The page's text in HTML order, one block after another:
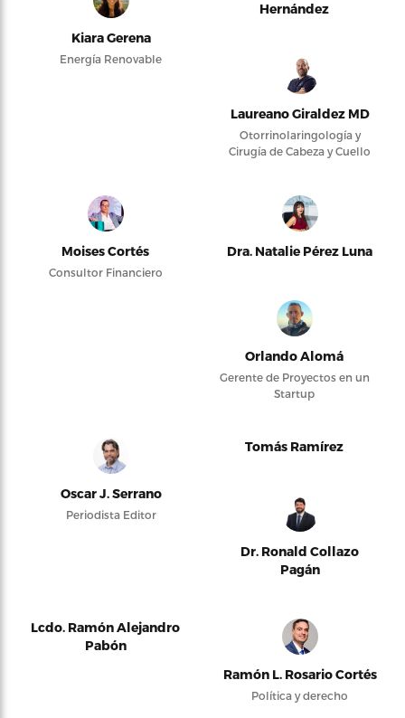
Kiara Gerena
Energía Renovable
Hernández
Laureano Giraldez MD
Otorrinolaringología y
Cirugía de Cabeza y Cuello
Moises Cortés
Consultor Financiero
Dra. Natalie Pérez Luna
Orlando Alomá
Gerente de Proyectos en un
Startup
Oscar J. Serrano
Periodista Editor
Tomás Ramírez
Dr. Ronald Collazo
Pagán
Lcdo. Ramón Alejandro
Pabón
Ramón L. Rosario Cortés
Política y derecho